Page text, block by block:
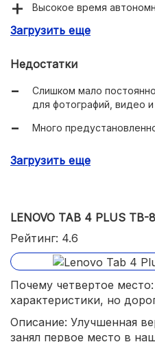
Высокое время
Удобная конструкция;
Загрузить еще
Недостатки
Слишком мало
для фотографий, видео
Много
Загрузить еще
LENOVO TAB 4 PLUS TB-
Рейтинг: 4.6
Почему четвертое
характеристики, но
Описание: Улучшенная
занял первое место в